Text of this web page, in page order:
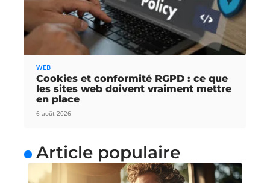
WEB
Cookies et conformité RGPD : ce que
les sites web doivent vraiment mettre
en place
6 août 2026
Article populaire